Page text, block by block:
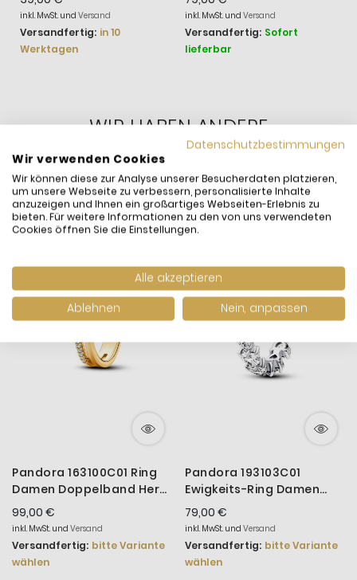
Herz Rosévergoldet
inkl. MwSt. und Versand
Versandfertig: in 10
Werktagen
Gravierbar
Liebesmedaillon Gold
inkl. MwSt. und Versand
Versandfertig: Sofort
lieferbar
WIR HABEN ANDERE
PRODUKTE GEFUNDEN,
DIE IHNEN GEFALLEN
KÖNNTEN!
Pandora 163100C01 Ring
Damen Doppelband Herz
Zirkonia Vergoldet
99,00 €
inkl. MwSt. und Versand
Versandfertig: bitte Variante
wählen
Pandora 193103C01
Ewigkeits-Ring Damen
Herzreihe Zirkonia
Sterling-Silber
79,00 €
inkl. MwSt. und Versand
Versandfertig: bitte Variante
wählen
Datenschutzbestimmungen
Wir verwenden Cookies
Wir können diese zur Analyse unserer Besucherdaten platzieren,
um unsere Webseite zu verbessern, personalisierte Inhalte
anzuzeigen und Ihnen ein großartiges Webseiten-Erlebnis zu
bieten. Für weitere Informationen zu den von uns verwendeten
Cookies öffnen Sie die Einstellungen.
Alle akzeptieren
Ablehnen
Nein, anpassen